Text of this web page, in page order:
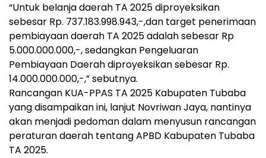
“Untuk belanja daerah TA 2025 diproyeksikan
sebesar Rp. 737.183.998.943,-,dan target penerimaan
pembiayaan daerah TA 2025 adalah sebesar Rp
5.000.000.000,-, sedangkan Pengeluaran
Pembiayaan Daerah diproyeksikan sebesar Rp.
14.000.000.000,-,” sebutnya.
Rancangan KUA-PPAS TA 2025 Kabupaten Tubaba
yang disampaikan ini, lanjut Novriwan Jaya, nantinya
akan menjadi pedoman dalam menyusun rancangan
peraturan daerah tentang APBD Kabupaten Tubaba
TA 2025.